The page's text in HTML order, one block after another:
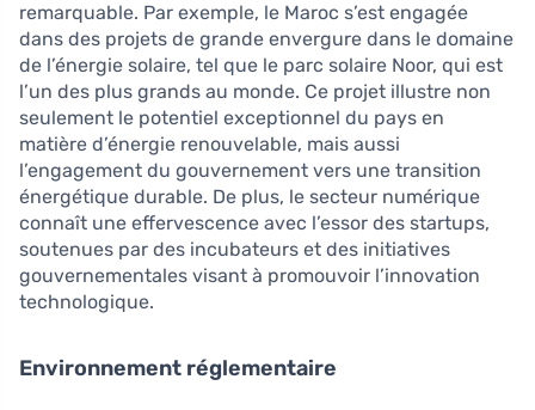
remarquable. Par exemple, le Maroc s’est engagée
dans des projets de grande envergure dans le domaine
de l’énergie solaire, tel que le parc solaire Noor, qui est
l’un des plus grands au monde. Ce projet illustre non
seulement le potentiel exceptionnel du pays en
matière d’énergie renouvelable, mais aussi
l’engagement du gouvernement vers une transition
énergétique durable. De plus, le secteur numérique
connaît une effervescence avec l’essor des startups,
soutenues par des incubateurs et des initiatives
gouvernementales visant à promouvoir l’innovation
technologique.
Environnement réglementaire